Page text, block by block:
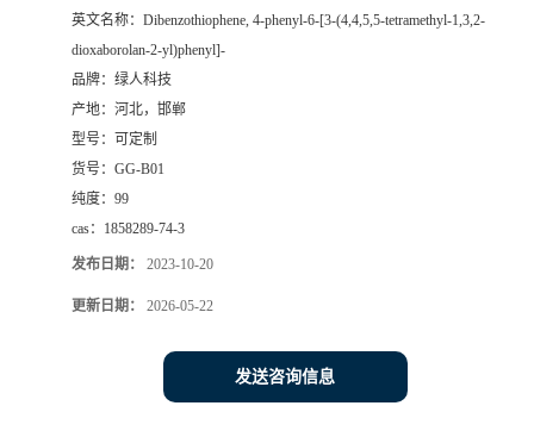
英文名称： Dibenzothiophene, 4-phenyl-6-[3-(4,4,5,5-tetramethyl-1,3,2-
dioxaborolan-2-yl)phenyl]-
品牌： 绿人科技
产地： 河北，邯郸
型号：
可定制
货号： GG-B01
纯度： 99
cas： 1858289-74-3
发布日期： 2023-10-20
更新日期： 2026-05-22
发送咨询信息